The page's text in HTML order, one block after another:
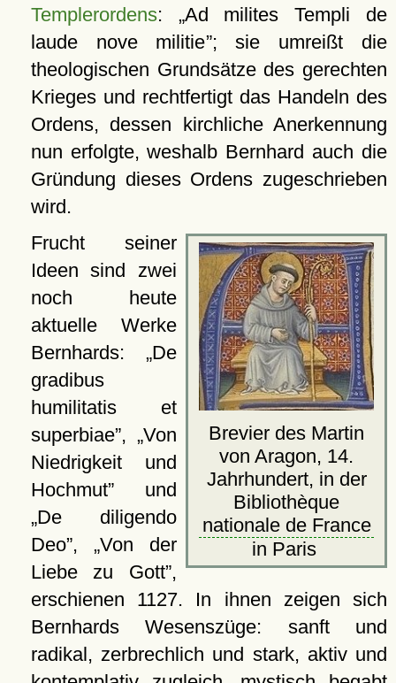
Templerordens:
Ad milites Templi de
laude nove militie ; sie umreißt die
theologischen Grundsätze des gerechten
Krieges und rechtfertigt das Handeln des
Ordens, dessen kirchliche Anerkennung
nun erfolgte, weshalb Bernhard auch die
Gründung dieses Ordens zugeschrieben
wird.
Brevier des Martin
von Aragon, 14.
Jahrhundert, in der
Bibliothèque
nationale de France
in Paris
Frucht seiner
Ideen sind zwei
noch heute
aktuelle Werke
Bernhards:
De
gradibus
humilitatis et
superbiae ,
Von
Niedrigkeit und
Hochmut und
De diligendo
Deo ,
Von der
Liebe zu Gott ,
erschienen 1127. In ihnen zeigen sich
Bernhards Wesenszüge: sanft und
radikal, zerbrechlich und stark, aktiv und